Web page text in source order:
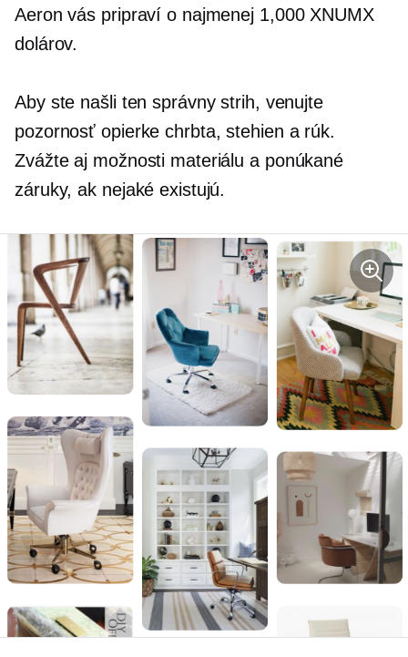
Aeron vás pripraví o najmenej 1,000 XNUMX
dolárov.
Aby ste našli ten správny strih, venujte
pozornosť opierke chrbta, stehien a rúk.
Zvážte aj možnosti materiálu a ponúkané
záruky, ak nejaké existujú.